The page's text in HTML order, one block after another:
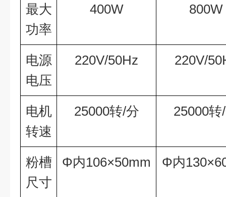
最大
功率
400W 800W
电源
电压
220V/50Hz 220V/
电机
转速
25000转/分 25000转
粉槽
尺寸
Φ内106×50mm Φ内